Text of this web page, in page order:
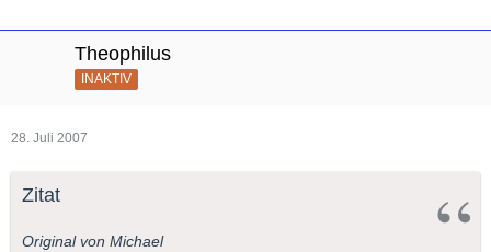
Theophilus
INAKTIV
28. Juli 2007
Zitat
Original von Michael